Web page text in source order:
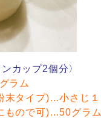
カップ2個分〉
ラム
末タイプ)…小さじ１
もので可)…50グラム